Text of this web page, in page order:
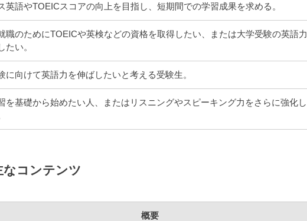
英語やTOEICスコアの向上を目指し、短期間での学習成果を求める。
職のためにTOEICや英検などの資格を取得したい、または大学受験の英語力
たい。
に向けて英語力を伸ばしたいと考える受験生。
を基礎から始めたい人、またはリスニングやスピーキング力をさらに強化し
コンテンツ
概要